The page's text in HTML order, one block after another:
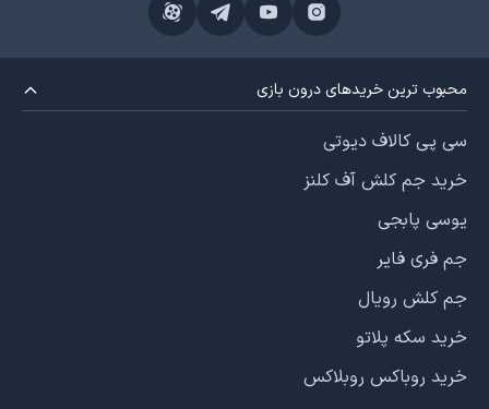
محبوب ترین خریدهای درون بازی
سی پی کالاف دیوتی
خرید جم کلش آف کلنز
یوسی پابجی
جم فری فایر
جم کلش رویال
خرید سکه پلاتو
خرید روباکس روبلاکس